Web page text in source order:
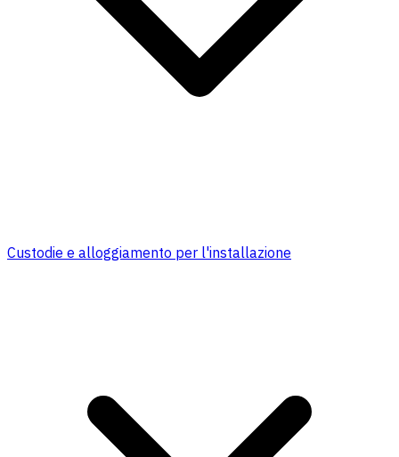
Custodie e alloggiamento per l'installazione